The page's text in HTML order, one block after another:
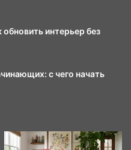
интерьер без
с чего начать